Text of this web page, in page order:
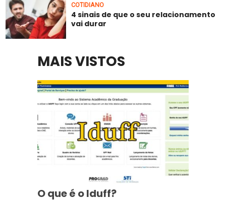
COTIDIANO
4 sinais de que o seu relacionamento
vai durar
MAIS VISTOS
O que é o Iduff?